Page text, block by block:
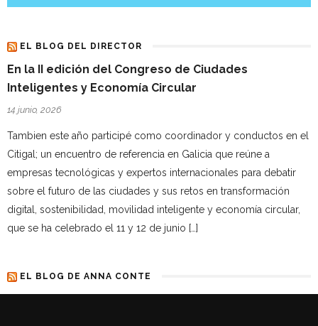
EL BLOG DEL DIRECTOR
En la II edición del Congreso de Ciudades
Inteligentes y Economía Circular
14 junio, 2026
Tambien este año participé como coordinador y conductos en el
Citigal; un encuentro de referencia en Galicia que reúne a
empresas tecnológicas y expertos internacionales para debatir
sobre el futuro de las ciudades y sus retos en transformación
digital, sostenibilidad, movilidad inteligente y economía circular,
que se ha celebrado el 11 y 12 de junio […]
EL BLOG DE ANNA CONTE